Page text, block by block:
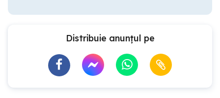
Distribuie anunțul pe